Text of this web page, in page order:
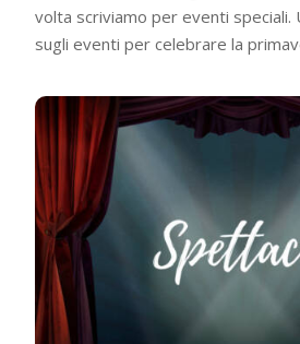
volta scriviamo per eventi speciali.
sugli eventi per celebrare la